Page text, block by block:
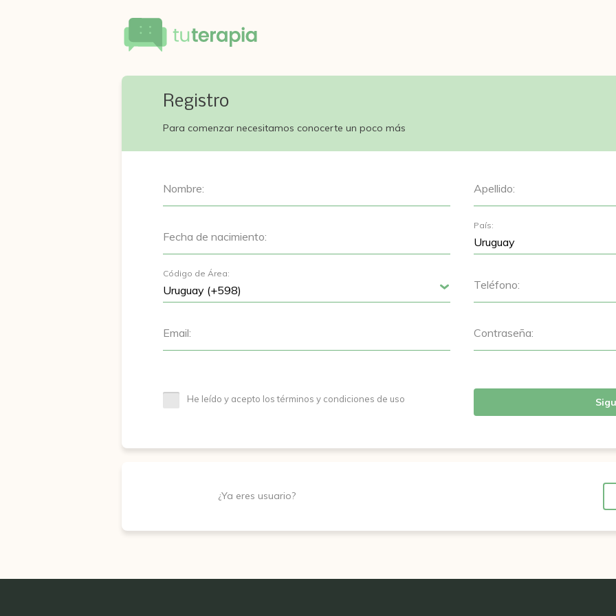
Registro
Para comenzar necesitamos conocerte un poco más
Nombre: Apellido:
Fecha de nacimiento:
País:
Código de Área:
Teléfono:
Email: Contraseña:
He leído y acepto los términos y condiciones de uso
¿Ya eres usuario?